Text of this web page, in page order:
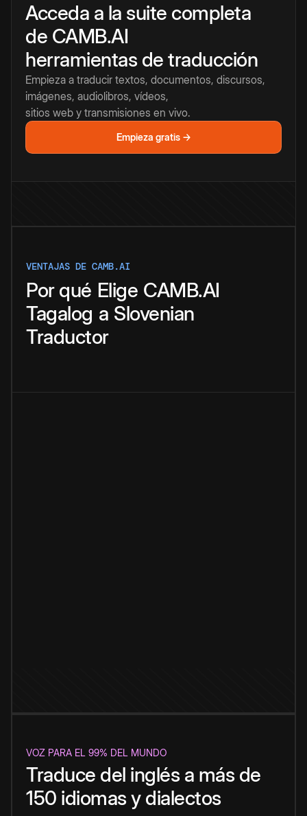
Acceda a la suite completa
de CAMB.AI
herramientas de traducción
Empieza a traducir textos, documentos, discursos,
imágenes, audiolibros, vídeos,
sitios web y transmisiones en vivo.
Empieza gratis →
VENTAJAS DE CAMB.AI
Por qué Elige CAMB.AI
Tagalog a Slovenian
Traductor
VOZ PARA EL 99% DEL MUNDO
Traduce del inglés a más de
150 idiomas y dialectos